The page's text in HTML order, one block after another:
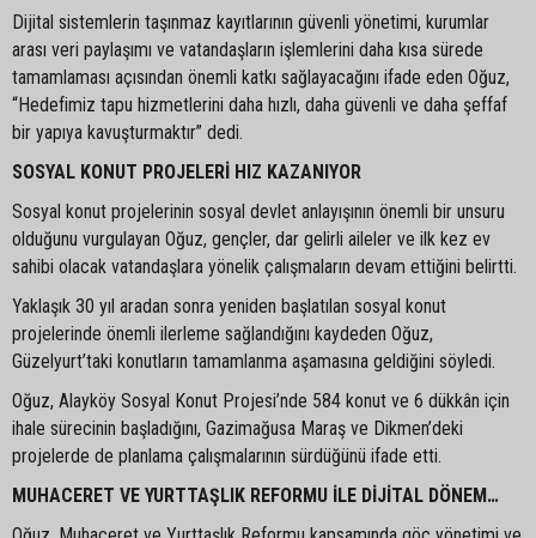
Dijital sistemlerin taşınmaz kayıtlarının güvenli yönetimi, kurumlar
arası veri paylaşımı ve vatandaşların işlemlerini daha kısa sürede
tamamlaması açısından önemli katkı sağlayacağını ifade eden Oğuz,
“Hedefimiz tapu hizmetlerini daha hızlı, daha güvenli ve daha şeffaf
bir yapıya kavuşturmaktır” dedi.
SOSYAL KONUT PROJELERİ HIZ KAZANIYOR
Sosyal konut projelerinin sosyal devlet anlayışının önemli bir unsuru
olduğunu vurgulayan Oğuz, gençler, dar gelirli aileler ve ilk kez ev
sahibi olacak vatandaşlara yönelik çalışmaların devam ettiğini belirtti.
Yaklaşık 30 yıl aradan sonra yeniden başlatılan sosyal konut
projelerinde önemli ilerleme sağlandığını kaydeden Oğuz,
Güzelyurt’taki konutların tamamlanma aşamasına geldiğini söyledi.
Oğuz, Alayköy Sosyal Konut Projesi’nde 584 konut ve 6 dükkân için
ihale sürecinin başladığını, Gazimağusa Maraş ve Dikmen’deki
projelerde de planlama çalışmalarının sürdüğünü ifade etti.
MUHACERET VE YURTTAŞLIK REFORMU İLE DİJİTAL DÖNEM…